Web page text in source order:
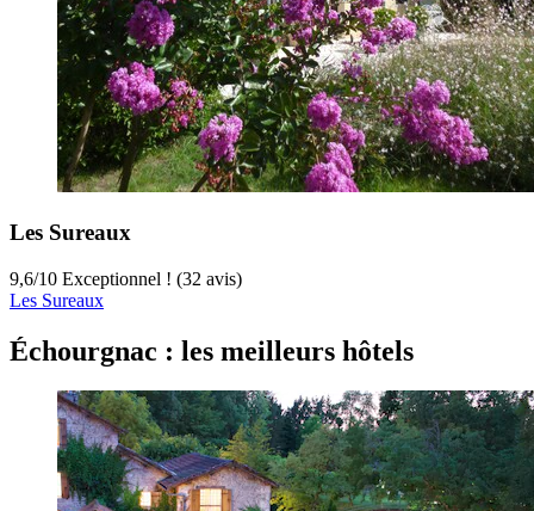
Les Sureaux
9,6/10 Exceptionnel ! (32 avis)
Les Sureaux
Échourgnac : les meilleurs hôtels